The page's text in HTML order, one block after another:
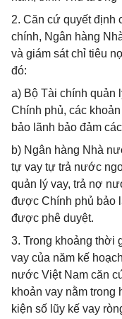
2. Căn cứ quyết định
chính, Ngân hàng
và giám sát chỉ tiêu
đó:
a) Bộ Tài chính quản
Chính phủ, các
bảo lãnh bảo đảm
b) Ngân hàng Nhà
tự vay tự trả nước
quản lý vay, trả nợ
được Chính phủ bảo
được phê duyệt.
3. Trong khoảng thời
vay của năm kế
nước Việt Nam căn
khoản vay nằm trong
kiện số lũy kế vay